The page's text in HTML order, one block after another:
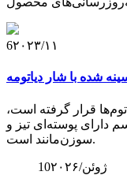
6۲۰۲۳/۱۱
قرار گرفته است،
دارای پوسته‌ای تیز و
سوزن‌مانند است.
10 ۲۰۲۶/ژوئن